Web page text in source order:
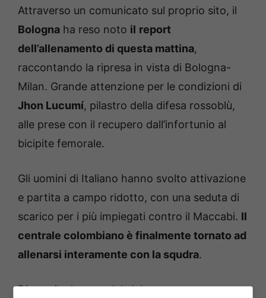
Attraverso un comunicato sul proprio sito, il
Bologna ha reso noto il report
dell’allenamento di questa mattina,
raccontando la ripresa in vista di Bologna-
Milan. Grande attenzione per le condizioni di
Jhon Lucumí, pilastro della difesa rossoblù,
alle prese con il recupero dall’infortunio al
bicipite femorale.
Gli uomini di Italiano hanno svolto attivazione
e partita a campo ridotto, con una seduta di
scarico per i più impiegati contro il Maccabi. Il
centrale colombiano è finalmente tornato ad
allenarsi interamente con la squdra.
Di seguitola nota del club: